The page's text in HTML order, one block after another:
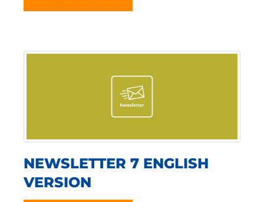
NEWSLETTER 7 ENGLISH
VERSION